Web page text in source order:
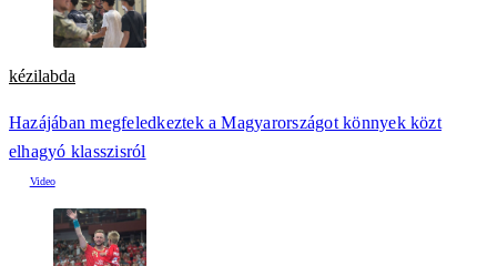
kézilabda
Hazájában megfeledkeztek a Magyarországot könnyek közt
elhagyó klasszisról